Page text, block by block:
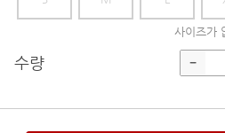
사이즈가
수량